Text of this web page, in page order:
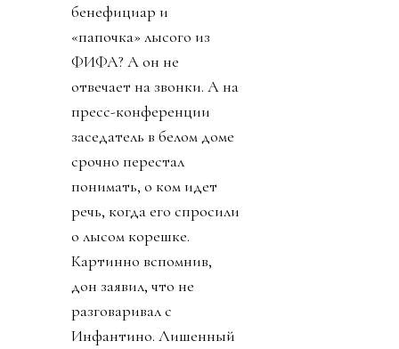
бенефициар и
«папочка» лысого из
ФИФА? А он не
отвечает на звонки. А на
пресс-конференции
заседатель в белом доме
срочно перестал
понимать, о ком идет
речь, когда его спросили
о лысом корешке.
Картинно вспомнив,
дон заявил, что не
разговаривал с
Инфантино. Лишенный